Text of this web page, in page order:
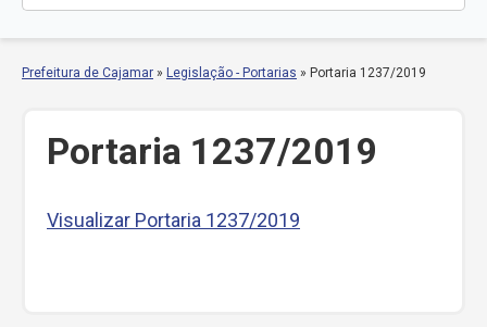
Prefeitura de Cajamar » Legislação - Portarias » Portaria 1237/2019
Portaria 1237/2019
Visualizar Portaria 1237/2019